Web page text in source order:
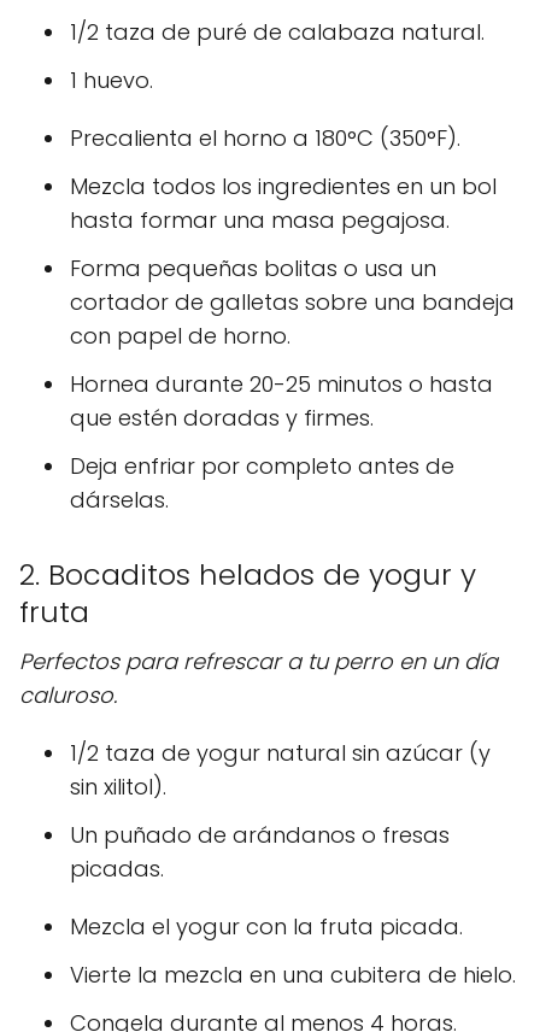
1/2 taza de puré de calabaza natural.
1 huevo.
Precalienta el horno a 180°C (350°F).
Mezcla todos los ingredientes en un bol
hasta formar una masa pegajosa.
Forma pequeñas bolitas o usa un
cortador de galletas sobre una bandeja
con papel de horno.
Hornea durante 20-25 minutos o hasta
que estén doradas y firmes.
Deja enfriar por completo antes de
dárselas.
2. Bocaditos helados de yogur y
fruta
Perfectos para refrescar a tu perro en un día
caluroso.
1/2 taza de yogur natural sin azúcar (y
sin xilitol).
Un puñado de arándanos o fresas
picadas.
Mezcla el yogur con la fruta picada.
Vierte la mezcla en una cubitera de hielo.
Congela durante al menos 4 horas.